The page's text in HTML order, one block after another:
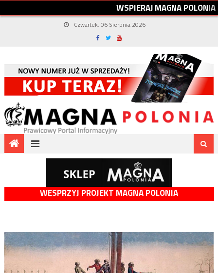
WSPIERAJMAGNAPOLONIA
Czwartek, 06 Sierpnia 2026
WESPRZYJ PROJEKT MAGNA POLONIA